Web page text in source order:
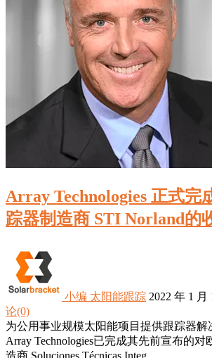
Array Technologies 正式完
踪器制造商 STI Norland的
小编 太阳能跟踪 2022 年 1 月
论(0)
为公用事业规模太阳能项目提供跟踪器解
Array Technologies已完成其先前宣布的对
造商 Soluciones Técnicas Integ...